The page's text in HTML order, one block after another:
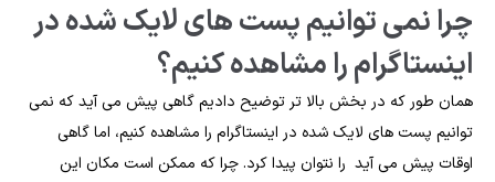
چرا نمی توانیم پست های لایک شده در
اینستاگرام را مشاهده کنیم؟
همان طور که در بخش بالا تر توضیح دادیم گاهی پیش می آید که نمی
توانیم پست های لایک شده در اینستاگرام را مشاهده کنیم، اما گاهی
اوقات پیش می آید را نتوان پیدا کرد. چرا که ممکن است مکان این